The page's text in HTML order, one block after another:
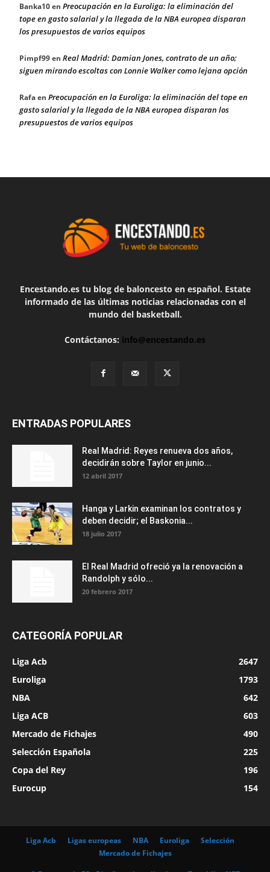
Banka10en Preocupación en la Euroliga: la eliminación del
tope en gasto salarial y la llegada de la NBA europea disparan
los presupuestos de varios equipos
Pimpf99en Real Madrid: Damian Jones, contrato de un año;
siguen mirando escoltas con Lonnie Walker como lejana opción
Rafaen Preocupación en la Euroliga: la eliminación del tope en
gasto salarial y la llegada de la NBA europea disparan los
presupuestos de varios equipos
Encestando.es tu blog de baloncesto en español. Estate
informado de las últimas noticias relacionadas con el
mundo del basketball.
Contáctanos: info@encestando.es
ENTRADAS POPULARES
Real Madrid: Reyes renueva dos años,
decidirán sobre Taylor en junio...
12 abril 2017
Hanga y Larkin examinan los contratos y
deben decidir; el Baskonia...
18 julio 2017
El Real Madrid ofreció ya la renovación a
Randolph y sólo...
20 febrero 2017
CATEGORÍA POPULAR
Liga Acb
2647
Euroliga
1793
NBA
642
Liga ACB
603
Mercado de Fichajes
490
Selección Española
225
Copa del Rey
196
Eurocup
154
Liga Acb Ligas europeas NBA Euroliga
Selección
Mercado de Fichajes